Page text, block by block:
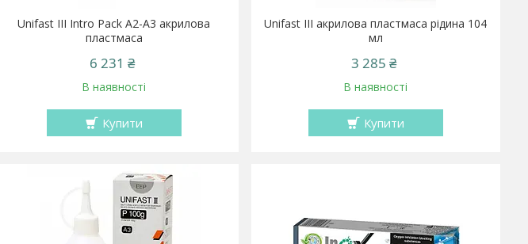
Unifast III Intro Pack A2-A3 акрилова
пластмаса
6 231 ₴
В наявності
Купити
Unifast III акрилова пластмаса рідина 104
мл
3 285 ₴
В наявності
Купити